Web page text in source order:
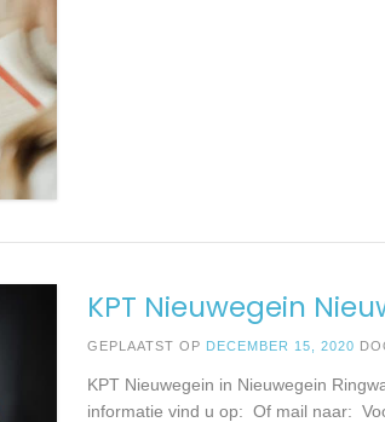
KPT Nieuwegein
GEPLAATST OP DECEMBER 15, 2020
KPT Nieuwegein in Nieuwegein
informatie vind u op: Of mail naar: